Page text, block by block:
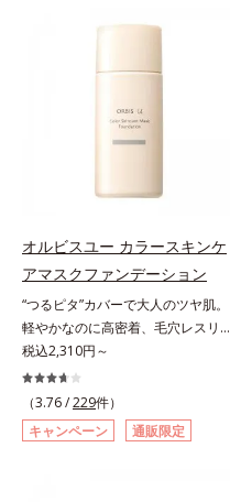
オルビスユー カラースキンケ
アマスクファンデーション
“つるピタ”カバーで大人のツヤ肌。
軽やかなのに高密着、毛穴レスリキ
ッドファンデ。みずみずしく、とけ
込むように密着カバー毛穴レスでな
めらかな質感美へ導く、リキッドフ
ァンデーション「カバーはしたいけ
ど厚塗り感はイヤ」「素肌がもとも
税込2,310円～
（3.76 /229件）
キャンペーン
通販限定